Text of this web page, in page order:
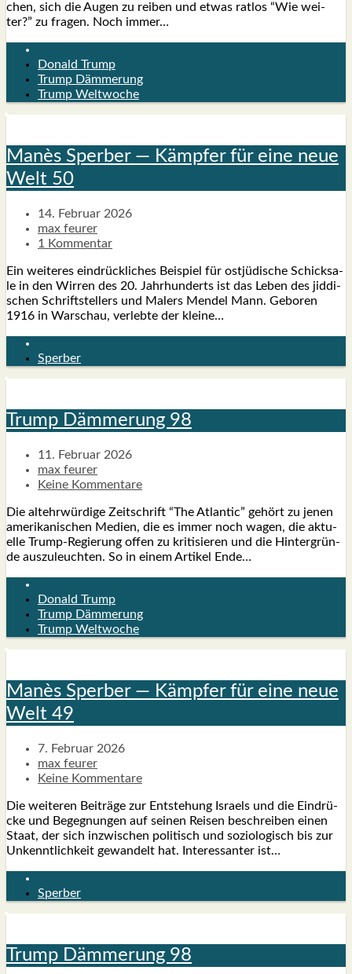
chen, sich die Augen zu rei­ben und etwas rat­los “Wie wei­
ter?” zu fra­gen. Noch immer…
Donald Trump
Trump Dämmerung
Trump Weltwoche
Manès Sper­ber — Kämp­fer für eine neue
Welt 50
14. Februar 2026
max feurer
1 Kommentar
Ein wei­te­res ein­drück­li­ches Bei­spiel für ost­jü­di­sche Schick­sa­
le in den Wir­ren des 20. Jahr­hun­derts ist das Leben des jid­di­
schen Schrift­stel­lers und Malers Men­del Mann. Gebo­ren
1916 in War­schau, ver­leb­te der klei­ne…
Sperber
Trump Däm­me­rung 98
11. Februar 2026
max feurer
Keine Kommentare
Die alt­ehr­wür­di­ge Zeit­schrift “The Atlan­tic” gehört zu jenen
ame­ri­ka­ni­schen Medi­en, die es immer noch wagen, die aktu­
el­le Trump-Regie­rung offen zu kri­ti­sie­ren und die Hin­ter­grün­
de aus­zu­leuch­ten. So in einem Arti­kel Ende…
Donald Trump
Trump Dämmerung
Trump Weltwoche
Manès Sper­ber — Kämp­fer für eine neue
Welt 49
7. Februar 2026
max feurer
Keine Kommentare
Die wei­te­ren Bei­trä­ge zur Ent­ste­hung Isra­els und die Ein­drü­
cke und Begeg­nun­gen auf sei­nen Rei­sen beschrei­ben einen
Staat, der sich inzwi­schen poli­tisch und sozio­lo­gisch bis zur
Unkennt­lich­keit gewan­delt hat. Inter­es­san­ter ist…
Sperber
Trump Däm­me­rung 98